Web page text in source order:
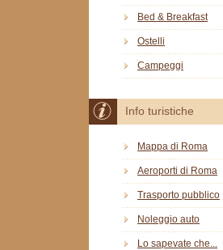
Bed & Breakfast
Ostelli
Campeggi
Info turistiche
Mappa di Roma
Aeroporti di Roma
Trasporto pubblico
Noleggio auto
Lo sapevate che...